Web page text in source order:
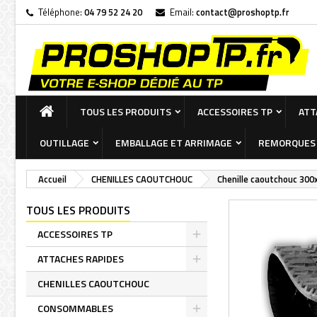
Téléphone: 04 79 52 24 20 Email: contact@proshoptp.fr
ACCUEILTOUS LES PRODUITS ACCESSOIRES TP
OUTILLAGE EMBALLAGE ET ARRIMAGE
Accueil CHENILLES CAOUTCHOUC Chenille caoutchouc
TOUS LES PRODUITS
ACCESSOIRES TP
Toggle
ATTACHES RAPIDES
CHENILLES CAOUTCHOUC
CONSOMMABLES
add_circle_outline